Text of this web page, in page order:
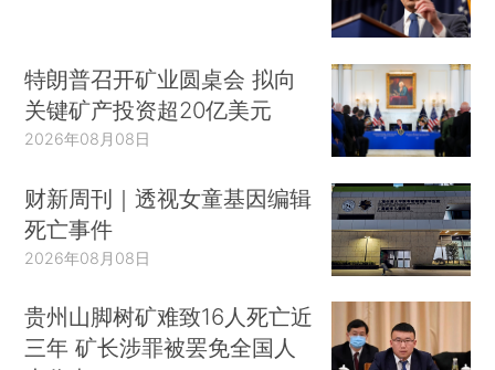
特朗普召开矿业圆桌会 拟向
关键矿产投资超20亿美元
2026年08月08日
财新周刊｜透视女童基因编辑
死亡事件
2026年08月08日
贵州山脚树矿难致16人死亡近
三年 矿长涉罪被罢免全国人